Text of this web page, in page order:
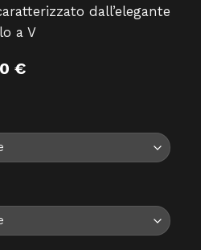
dall’elegante
a V
€.
€Il
67,50 €.